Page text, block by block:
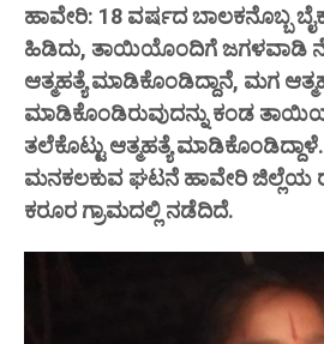
ಹಾವೇರಿ: 18 ವರ್ಷದ ಬಾಲಕನೊಬ್ಬ
ಹಿಡಿದು, ತಾಯಿಯೊಂದಿಗೆ ಜಗಳವಾಡಿ
ಆತ್ಮಹತ್ಯೆ ಮಾಡಿಕೊಂಡಿದ್ದಾನೆ, ಮಗ
ಮಾಡಿಕೊಂಡಿರುವುದನ್ನು ಕಂಡ
ತಲೆಕೊಟ್ಟು ಆತ್ಮಹತ್ಯೆ
ಮನಕಲಕುವ ಘಟನೆ ಹಾವೇರಿ ಜಿಲ್ಲೆಯ
ಕರೂರ ಗ್ರಾಮದಲ್ಲಿ ನಡೆದಿದೆ.